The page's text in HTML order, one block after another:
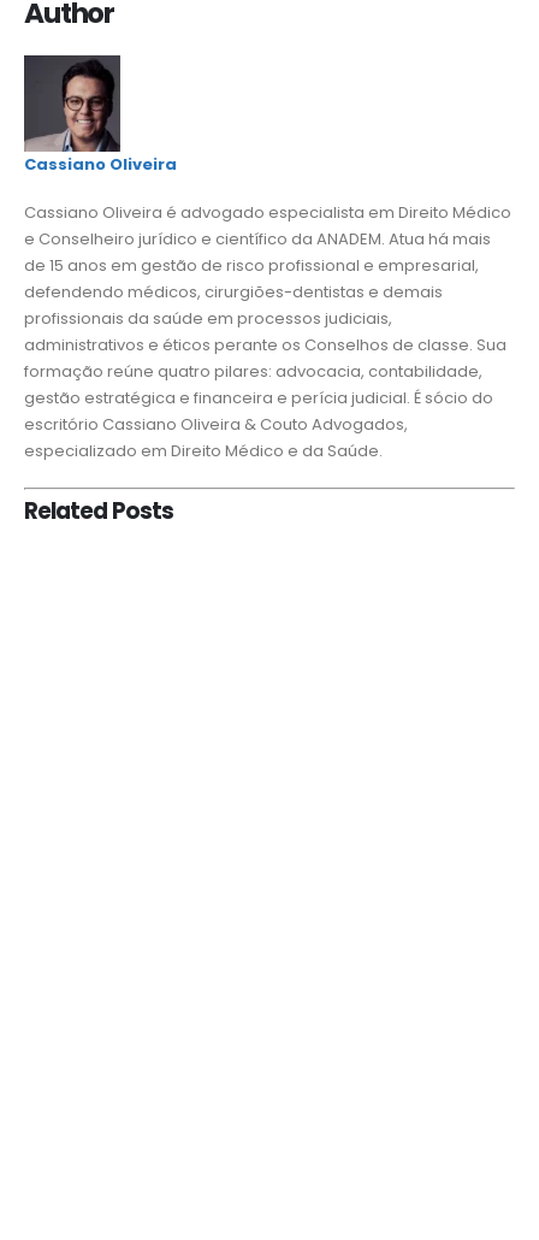
Author
Cassiano Oliveira
Cassiano Oliveira é advogado especialista em Direito Médico
e Conselheiro jurídico e científico da ANADEM. Atua há mais
de 15 anos em gestão de risco profissional e empresarial,
defendendo médicos, cirurgiões-dentistas e demais
profissionais da saúde em processos judiciais,
administrativos e éticos perante os Conselhos de classe. Sua
formação reúne quatro pilares: advocacia, contabilidade,
gestão estratégica e financeira e perícia judicial. É sócio do
escritório Cassiano Oliveira & Couto Advogados,
especializado em Direito Médico e da Saúde.
Related Posts